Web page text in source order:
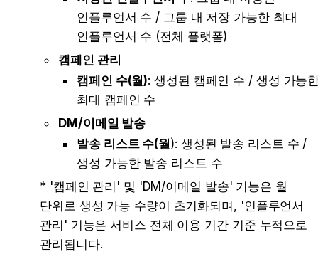
인플루언서 수 / 그룹 내 저장 가능한 최대
인플루언서 수 (전체 플랫폼)
캠페인 관리
캠페인 수(월): 생성된 캠페인 수 / 생성 가능
최대 캠페인 수
DM/이메일 발송
발송 리스트 수(월): 생성된 발송 리스트 수 /
생성 가능한 발송 리스트 수
* '캠페인 관리' 및 'DM/이메일 발송' 기능은 월
단위로 생성 가능 수량이 초기화되며, '인플루언서
관리' 기능은 서비스 전체 이용 기간 기준 누적으로
관리됩니다.